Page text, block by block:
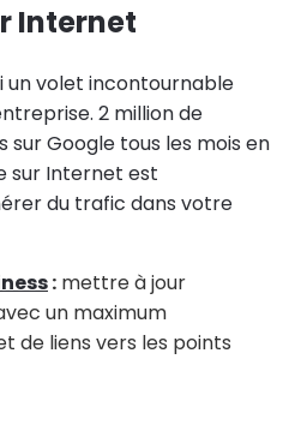
Internet
un volet incontournable
2 million de
Google tous les mois en
sur Internet est
du trafic dans votre
: mettre à jour
un maximum
de liens vers les points